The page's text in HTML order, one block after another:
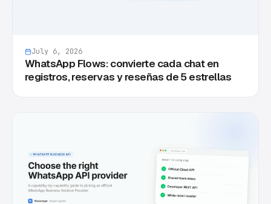
July 6, 2026
WhatsApp Flows: convierte cada chat en
registros, reservas y reseñas de 5 estrellas